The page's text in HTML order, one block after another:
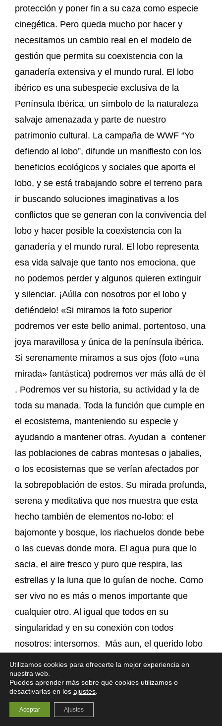
protección y poner fin a su caza como especie
cinegética. Pero queda mucho por hacer y
necesitamos un cambio real en el modelo de
gestión que permita su coexistencia con la
ganadería extensiva y el mundo rural. El lobo
ibérico es una subespecie exclusiva de la
Península Ibérica, un símbolo de la naturaleza
salvaje amenazada y parte de nuestro
patrimonio cultural. La campaña de WWF “Yo
defiendo al lobo”, difunde un manifiesto con los
beneficios ecológicos y sociales que aporta el
lobo, y se está trabajando sobre el terreno para
ir buscando soluciones imaginativas a los
conflictos que se generan con la convivencia del
lobo y hacer posible la coexistencia con la
ganadería y el mundo rural. El lobo representa
esa vida salvaje que tanto nos emociona, que
no podemos perder y algunos quieren extinguir
y silenciar. ¡Aúlla con nosotros por el lobo y
defiéndelo! «Si miramos la foto superior
podremos ver este bello animal, portentoso, una
joya maravillosa y única de la península ibérica.
Si serenamente miramos a sus ojos (foto «una
mirada» fantástica) podremos ver más allá de él
. Podremos ver su historia, su actividad y la de
toda su manada. Toda la función que cumple en
el ecosistema, manteniendo su especie y
ayudando a mantener otras. Ayudan a contener
las poblaciones de cabras montesas o jabalies,
o los ecosistemas que se verían afectados por
la sobrepoblación de estos. Su mirada profunda,
serena y meditativa que nos muestra que esta
hecho también de elementos no-lobo: el
bajomonte y bosque, los riachuelos donde bebe
o las cuevas donde mora. El agua pura que lo
sacia, el aire fresco y puro que respira, las
estrellas y la luna que lo guían de noche. Como
ser vivo no es más o menos importante que
cualquier otro. Al igual que todos en su
singularidad y en su conexión con todos
nosotros: intersomos. Más aun, el querido lobo
parece querer recordarnos nuestro cometido:
con una presencia serena y profunda cumplir
nuestro maravillosa función en esta querida
Madre Tierra. ¿Qué podemos hacer? Apoyar
Utilizamos cookies para ofrecerte la mejor experiencia en
nuestra web.
Puedes aprender más sobre qué cookies utilizamos o
desactivarlas en los ajustes
Aceptar Ajustes